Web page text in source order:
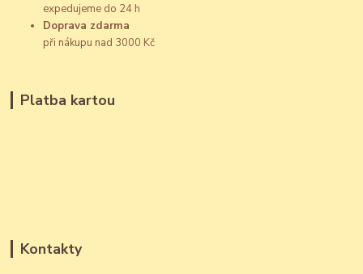
expedujeme do 24 h
Doprava zdarma
při nákupu nad 3000 Kč
Platba kartou
Kontakty